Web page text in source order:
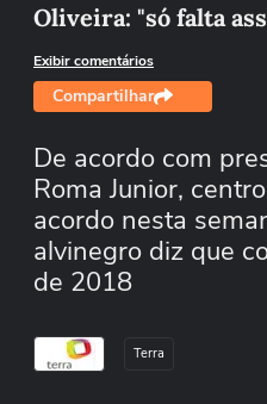
Oliveira: "só falta
Exibir comentários
Compartilhar
De acordo com
Roma Junior,
acordo nesta
alvinegro diz que
de 2018
Terra